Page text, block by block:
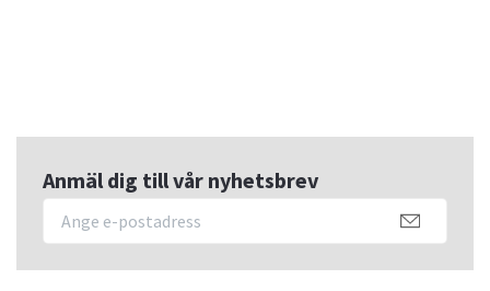
Anmäl dig till vår nyhetsbrev